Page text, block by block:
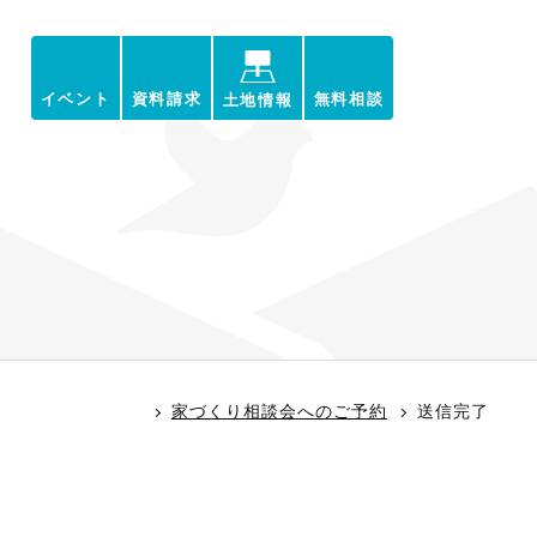
イベント 資料請求 土地情報 無料相談
家づくり相談会へのご予約 送信完了